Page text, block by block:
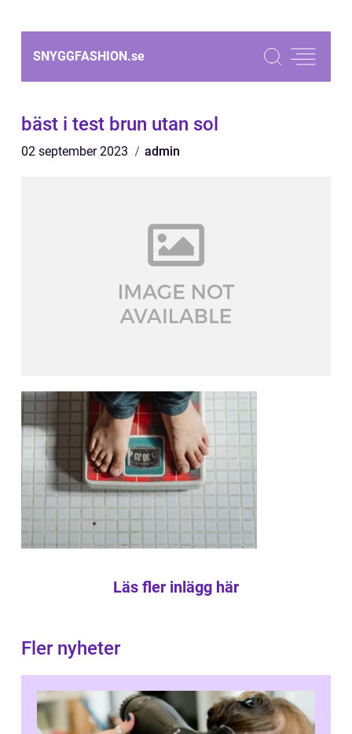
SNYGGFASHION.se
bäst i test brun utan sol
02 september 2023 admin
Läs fler inlägg här
Fler nyheter